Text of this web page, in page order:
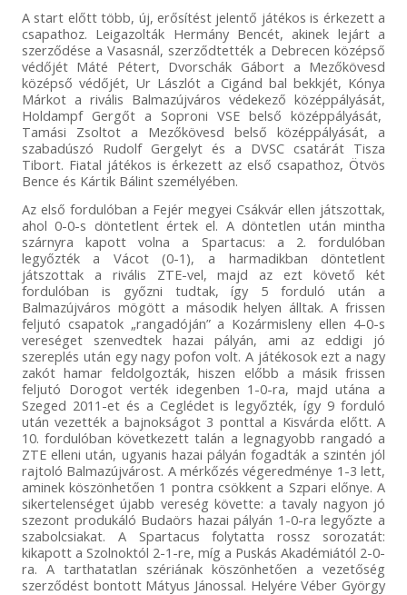
A start előtt több, új, erősítést jelentő játékos is érkezett a
csapathoz. Leigazolták Hermány Bencét, akinek lejárt a
szerződése a Vasasnál, szerződtették a Debrecen középső
védőjét Máté Pétert, Dvorschák Gábort a Mezőkövesd
középső védőjét, Ur Lászlót a Cigánd bal bekkjét, Kónya
Márkot a rivális Balmazújváros védekező középpályását,
Holdampf Gergőt a Soproni VSE belső középpályását,
Tamási Zsoltot a Mezőkövesd belső középpályását, a
szabadúszó Rudolf Gergelyt és a DVSC csatárát Tisza
Tibort. Fiatal játékos is érkezett az első csapathoz, Ötvös
Bence és Kártik Bálint személyében.
Az első fordulóban a Fejér megyei Csákvár ellen játszottak,
ahol 0-0-s döntetlent értek el. A döntetlen után mintha
szárnyra kapott volna a Spartacus: a 2. fordulóban
legyőzték a Vácot (0-1), a harmadikban döntetlent
játszottak a rivális ZTE-vel, majd az ezt követő két
fordulóban is győzni tudtak, így 5 forduló után a
Balmazújváros mögött a második helyen álltak. A frissen
feljutó csapatok „rangadóján” a Kozármisleny ellen 4-0-s
vereséget szenvedtek hazai pályán, ami az eddigi jó
szereplés után egy nagy pofon volt. A játékosok ezt a nagy
zakót hamar feldolgozták, hiszen előbb a másik frissen
feljutó Dorogot verték idegenben 1-0-ra, majd utána a
Szeged 2011-et és a Ceglédet is legyőzték, így 9 forduló
után vezették a bajnokságot 3 ponttal a Kisvárda előtt. A
10. fordulóban következett talán a legnagyobb rangadó a
ZTE elleni után, ugyanis hazai pályán fogadták a szintén jól
rajtoló Balmazújvárost. A mérkőzés végeredménye 1-3 lett,
aminek köszönhetően 1 pontra csökkent a Szpari előnye. A
sikertelenséget újabb vereség követte: a tavaly nagyon jó
szezont produkáló Budaörs hazai pályán 1-0-ra legyőzte a
szabolcsiakat. A Spartacus folytatta rossz sorozatát:
kikapott a Szolnoktól 2-1-re, míg a Puskás Akadémiától 2-0-
ra. A tarthatatlan szériának köszönhetően a vezetőség
szerződést bontott Mátyus Jánossal. Helyére Véber György